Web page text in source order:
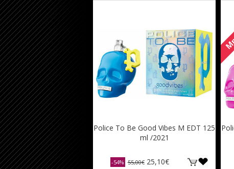
Police To Be Good Vibes M EDT 125
ml /2021
-54% 55,00€ 25,10€